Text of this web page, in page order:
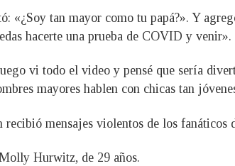
tan mayor como tu papá?». Y
hacerte una prueba de COVID y venir».
vi todo el video y pensé que sería
mayores hablen con chicas tan
mensajes violentos de los fanáticos
Hurwitz, de 29 años.